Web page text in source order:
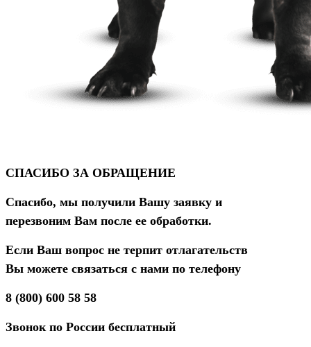
СПАСИБО ЗА ОБРАЩЕНИЕ
Спасибо, мы получили Вашу заявку и
перезвоним Вам после ее обработки.
Если Ваш вопрос не терпит отлагательств
Вы можете связаться с нами по телефону
8 (800) 600 58 58
Звонок по России бесплатный